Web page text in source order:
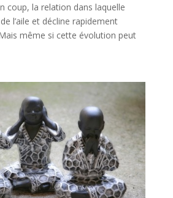
coup, la relation dans laquelle
l’aile et décline rapidement
même si cette évolution peut